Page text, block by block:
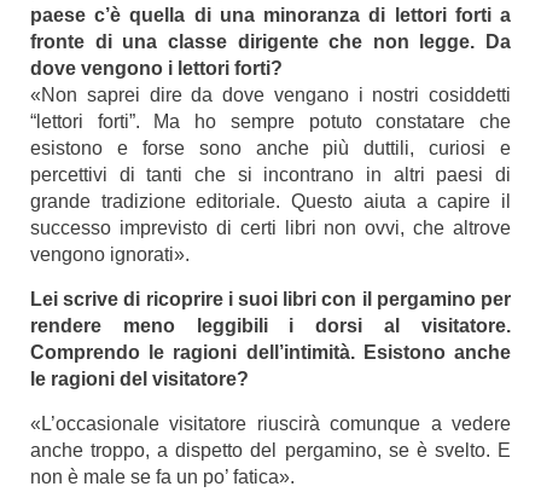
paese c’è quella di una minoranza di lettori forti a
fronte di una classe dirigente che non legge. Da
dove vengono i lettori forti?
«Non saprei dire da dove vengano i nostri cosiddetti
“lettori forti”. Ma ho sempre potuto constatare che
esistono e forse sono anche più duttili, curiosi e
percettivi di tanti che si incontrano in altri paesi di
grande tradizione editoriale. Questo aiuta a capire il
successo imprevisto di certi libri non ovvi, che altrove
vengono ignorati».
Lei scrive di ricoprire i suoi libri con il pergamino per
rendere meno leggibili i dorsi al visitatore.
Comprendo le ragioni dell’intimità. Esistono anche
le ragioni del visitatore?
«L’occasionale visitatore riuscirà comunque a vedere
anche troppo, a dispetto del pergamino, se è svelto. E
non è male se fa un po’ fatica».